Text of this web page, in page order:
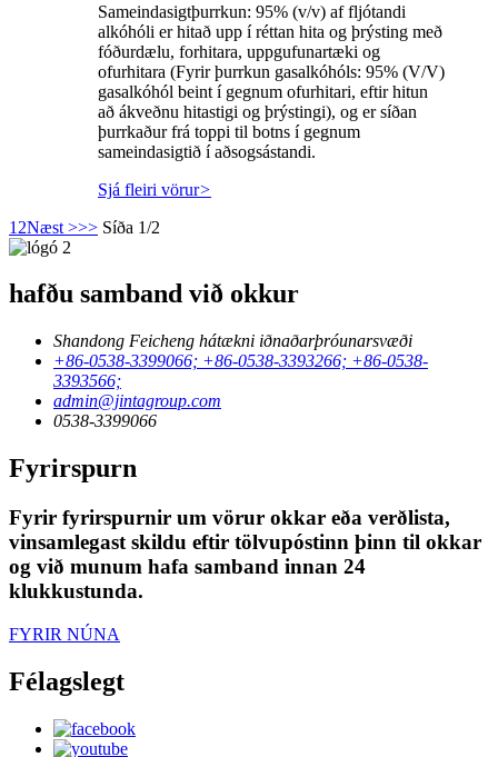
Sameindasigtþurrkun: 95% (v/v) af fljótandi
alkóhóli er hitað upp í réttan hita og þrýsting með
fóðurdælu, forhitara, uppgufunartæki og
ofurhitara (Fyrir þurrkun gasalkóhóls: 95% (V/V)
gasalkóhól beint í gegnum ofurhitari, eftir hitun
að ákveðnu hitastigi og þrýstingi), og er síðan
þurrkaður frá toppi til botns í gegnum
sameindasigtið í aðsogsástandi.
Sjá fleiri vörur>
1 2Næst >>> Síða 1/2
hafðu samband við okkur
Shandong Feicheng hátækni iðnaðarþróunarsvæði
+86-0538-3399066; +86-0538-3393266; +86-0538-
3393566;
admin@jintagroup.com
0538-3399066
Fyrirspurn
Fyrir fyrirspurnir um vörur okkar eða verðlista,
vinsamlegast skildu eftir tölvupóstinn þinn til okkar
og við munum hafa samband innan 24
klukkustunda.
FYRIR NÚNA
Félagslegt